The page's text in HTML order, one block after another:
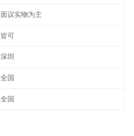
面议实物为主
皆可
深圳
全国
全国